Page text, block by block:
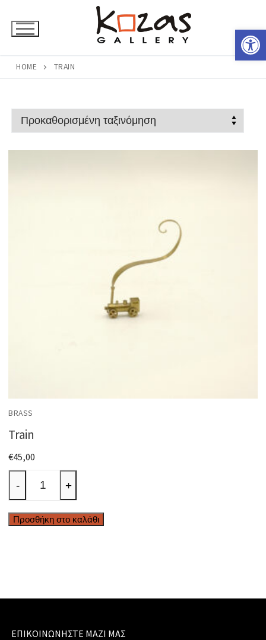
στο
HOME TRAIN
BRASS
Train
€45,00
ποσότητα
- +
Προσθήκη στο καλάθι
ΕΠΙΚΟΙΝΩΝΉΣΤΕ ΜΑΖΊ ΜΑΣ